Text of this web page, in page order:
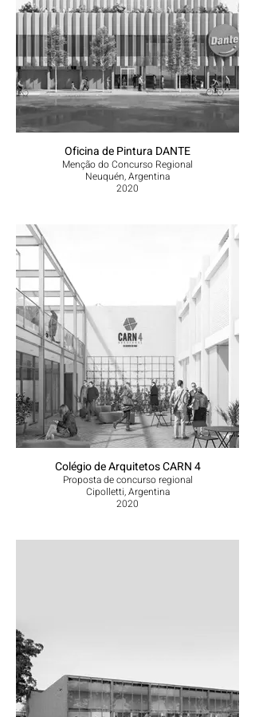
Oficina de Pintura DANTE
Menção do Concurso Regional
Neuquén, Argentina
2020
Colégio de Arquitetos CARN 4
Proposta de concurso regional
Cipolletti, Argentina
2020